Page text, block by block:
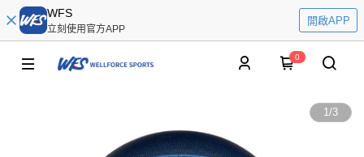
WFS
立刻使用官方APP
開啟APP
0
1/3